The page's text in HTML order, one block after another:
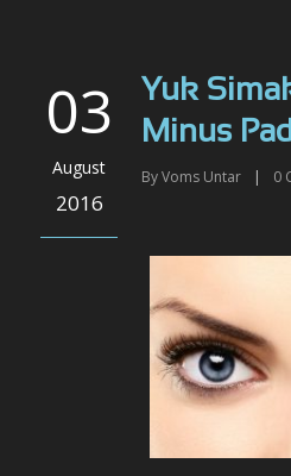
03
August
2016
Yuk
Minus
ByVoms Untar | 0